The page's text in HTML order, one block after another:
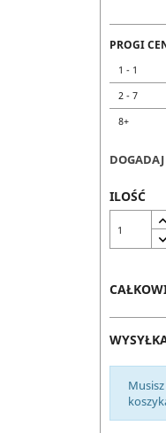
PROGI
1 - 1
2 - 7
8+
ILOŚĆ